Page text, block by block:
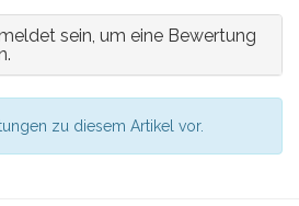
sein, um eine Bewertung
zu diesem Artikel vor.